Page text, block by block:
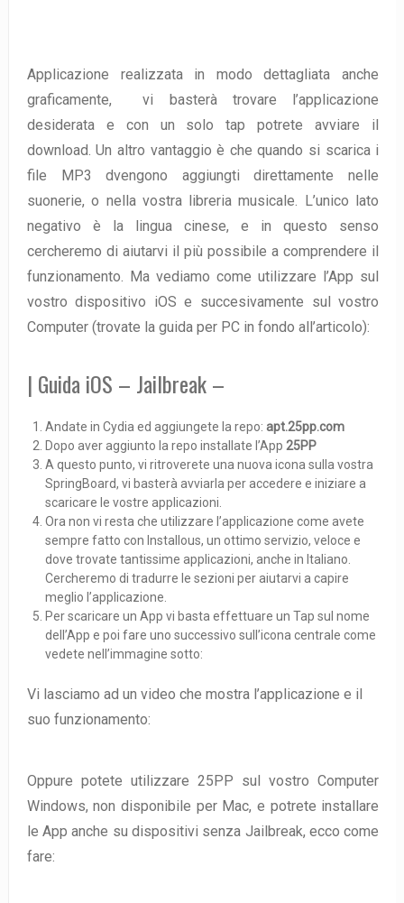
Applicazione realizzata in modo dettagliata anche
graficamente, vi basterà trovare l’applicazione
desiderata e con un solo tap potrete avviare il
download. Un altro vantaggio è che quando si scarica i
file MP3 dvengono aggiungti direttamente nelle
suonerie, o nella vostra libreria musicale.
L’unico lato
negativo è la lingua cinese, e in questo senso
cercheremo di aiutarvi il più possibile a comprendere il
funzionamento. Ma vediamo come utilizzare l’App sul
vostro dispositivo iOS e succesivamente sul vostro
Computer (trovate la guida per PC in fondo all’articolo):
| Guida iOS – Jailbreak –
Andate in Cydia ed aggiungete la repo: apt.25pp.com
Dopo aver aggiunto la repo installate l’App 25PP
A questo punto, vi ritroverete una nuova icona sulla vostra
SpringBoard, vi basterà avviarla per accedere e iniziare a
scaricare le vostre applicazioni.
Ora non vi resta che utilizzare l’applicazione come avete
sempre fatto con Installous, un ottimo servizio, veloce e
dove trovate tantissime applicazioni, anche in Italiano.
Cercheremo di tradurre le sezioni per aiutarvi a capire
meglio l’applicazione.
Per scaricare un App vi basta effettuare un Tap sul nome
dell’App e poi fare uno successivo sull’icona centrale come
vedete nell’immagine sotto:
Vi lasciamo ad un video che mostra l’applicazione e il
suo funzionamento:
Oppure potete utilizzare 25PP sul vostro Computer
Windows, non disponibile per Mac, e potrete installare
le App anche su dispositivi senza Jailbreak, ecco come
fare: